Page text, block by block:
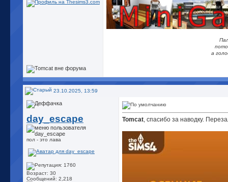
а
23.10.2025, 13:59
day_escape
пол - это лава
Возраст: 30
Сообщений: 2,218
Tomcat, спасибо за наводку.